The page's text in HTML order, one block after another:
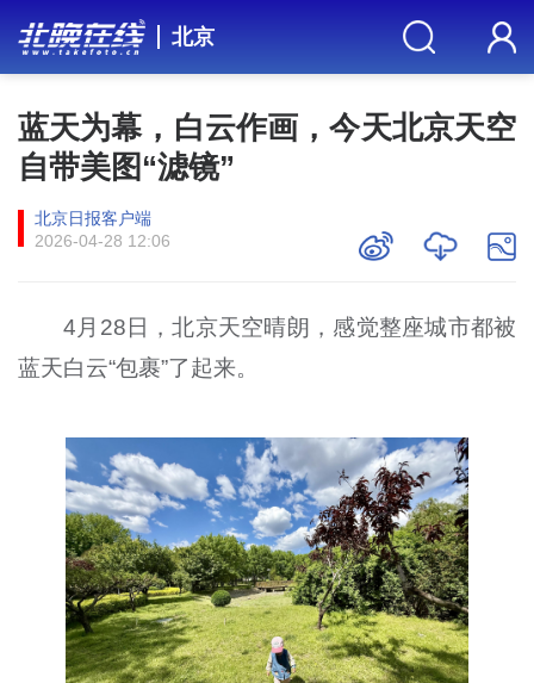
北京
蓝天为幕，白云作画，今天北京天空
自带美图“滤镜”
北京日报客户端
2026-04-28 12:06
4月28日，北京天空晴朗，感觉整座城市都被
蓝天白云“包裹”了起来。